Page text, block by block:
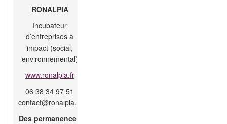
RONALPIA
Incubateur
d’entreprises à
impact (social,
environnemental)
www.ronalpia.fr
06 38 34 97 51
contact@ronalpia.fr
Des permanences